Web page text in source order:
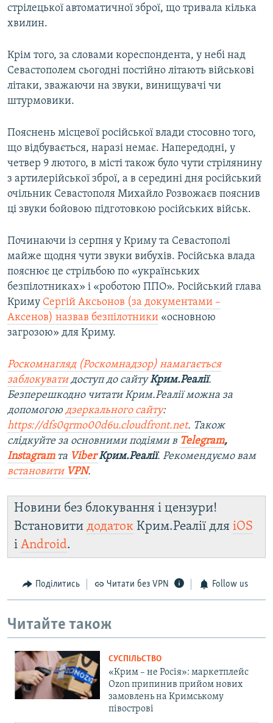
стрілецької автоматичної зброї, що тривала кілька
хвилин.
Крім того, за словами кореспондента, у небі над
Севастополем сьогодні постійно літають військові
літаки, зважаючи на звуки, винищувачі чи
штурмовики.
Пояснень місцевої російської влади стосовно того,
що відбувається, наразі немає. Напередодні, у
четвер 9 лютого, в місті також було чути стрілянину
з артилерійської зброї, а в середині дня російський
очільник Севастополя Михайло Розвожаєв пояснив
ці звуки бойовою підготовкою російських військ.
Починаючи із серпня у Криму та Севастополі
майже щодня чути звуки вибухів. Російська влада
пояснює це стрільбою по «українських
безпілотниках» і «роботою ППО». Російський глава
Криму Сергій Аксьонов (за документами –
Аксенов) назвав безпілотники «основною
загрозою» для Криму.
Роскомнагляд (Роскомнадзор) намагається
заблокуватидоступ до сайтуКрим.Реалії.
Безперешкодно читати Крим.Реалії можна за
допомогою дзеркального сайту:
https://dfs0qrmo00d6u.cloudfront.net. Також
слідкуйте за основними подіями в Telegram,
Instagramта ViberКрим.Реалії. Рекомендуємо вам
встановити VPN.
Новини без блокування і цензури!
Встановити додаток Крим.Реалії для iOS
і Android.
Поділитись Читати без VPN Follow us
Читайте також
СУСПІЛЬСТВО
«Крим – не Росія»: маркетплейс
Ozon припинив прийом нових
замовлень на Кримському
півострові